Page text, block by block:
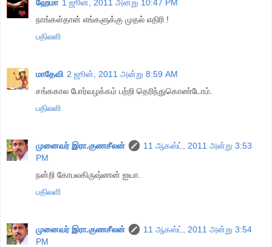
ஹேமா 1 ஜூன், 2011 அன்று 10:47 PM
நாங்கள்தான் எங்களுக்கு முதல் எதிரி !
பதிலளி
மாதேவி 2 ஜூன், 2011 அன்று 8:59 AM
சங்ககால போர்வழக்கம் பற்றி தெரிந்துகொண்டோம்.
பதிலளி
முனைவர் இரா.குணசீலன்
11 ஆகஸ்ட், 2011 அன்று 3:53
PM
நன்றி கோபலகிருஷ்ணன் ஐயா.
பதிலளி
முனைவர் இரா.குணசீலன்
11 ஆகஸ்ட், 2011 அன்று 3:54
PM